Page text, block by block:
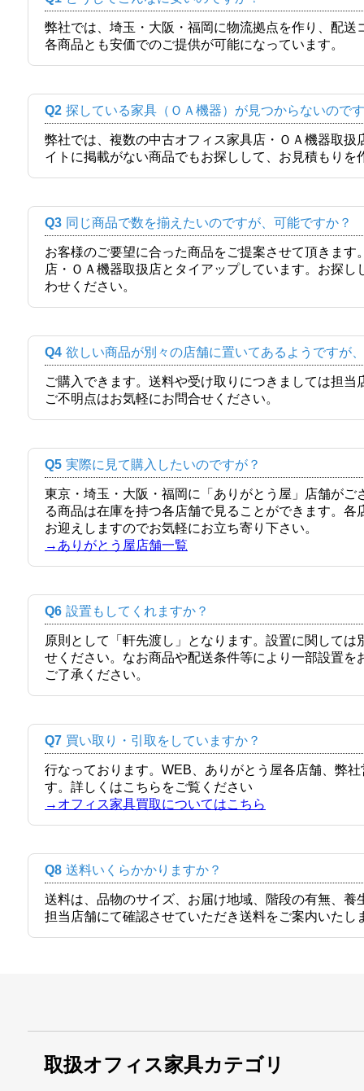
弊社では、埼玉・大阪・福岡に物流拠点を作り、配
各商品とも安価でのご提供が可能になっています。
Q2 探している家具（ＯＡ機器）が見つからないので
弊社では、複数の中古オフィス家具店・ＯＡ機器取
イトに掲載がない商品でもお探しして、お見積もりを
Q3 同じ商品で数を揃えたいのですが、可能ですか？
お客様のご要望に合った商品をご提案させて頂きま
店・ＯＡ機器取扱店とタイアップしています。お探
わせください。
Q4 欲しい商品が別々の店舗に置いてあるようですが
ご購入できます。送料や受け取りにつきましては担
ご不明点はお気軽にお問合せください。
Q5 実際に見て購入したいのですが？
東京・埼玉・大阪・福岡に「ありがとう屋」店舗が
る商品は在庫を持つ各店舗で見ることができます。
お迎えしますのでお気軽にお立ち寄り下さい。
→ありがとう屋店舗一覧
Q6 設置もしてくれますか？
原則として「軒先渡し」となります。設置に関して
せください。なお商品や配送条件等により一部設置
ご了承ください。
Q7 買い取り・引取をしていますか？
行なっております。WEB、ありがとう屋各店舗、弊
す。詳しくはこちらをご覧ください
→オフィス家具買取についてはこちら
Q8 送料いくらかかりますか？
送料は、品物のサイズ、お届け地域、階段の有無、
担当店舗にて確認させていただき送料をご案内いたし
取扱オフィス家具カテゴリ